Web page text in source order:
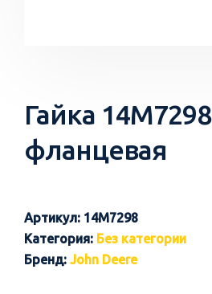
Гайка 14M7298
фланцевая
Артикул: 14M7298
Категория: Без категории
Бренд: John Deere